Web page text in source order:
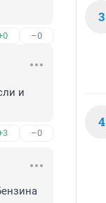
–0
и
–0
3
4